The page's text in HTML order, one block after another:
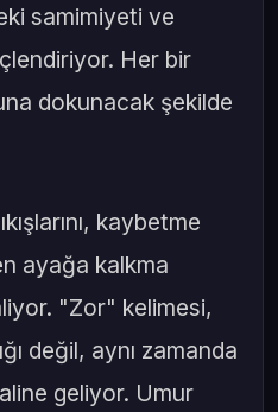
samimiyeti ve
Her bir
dokunacak şekilde
kaybetme
ayağa kalkma
"Zor" kelimesi,
değil, aynı zamanda
geliyor. Umur